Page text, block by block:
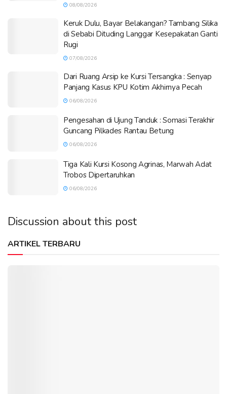
08/08/2026
Keruk Dulu, Bayar Belakangan? Tambang Silika
di Sebabi Dituding Langgar Kesepakatan Ganti
Rugi
07/08/2026
Dari Ruang Arsip ke Kursi Tersangka : Senyap
Panjang Kasus KPU Kotim Akhirnya Pecah
06/08/2026
Pengesahan di Ujung Tanduk : Somasi Terakhir
Guncang Pilkades Rantau Betung
06/08/2026
Tiga Kali Kursi Kosong Agrinas, Marwah Adat
Trobos Dipertaruhkan
06/08/2026
Discussion about this post
ARTIKEL TERBARU